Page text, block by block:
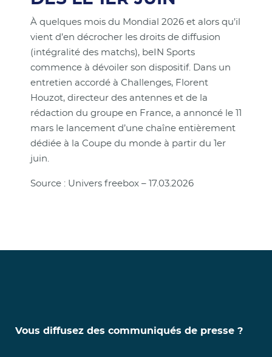
À quelques mois du Mondial 2026 et alors qu’il
vient d’en décrocher les droits de diffusion
(intégralité des matchs), beIN Sports
commence à dévoiler son dispositif. Dans un
entretien accordé à Challenges, Florent
Houzot, directeur des antennes et de la
rédaction du groupe en France, a annoncé le 11
mars le lancement d’une chaîne entièrement
dédiée à la Coupe du monde à partir du 1er
juin.
Source : Univers freebox – 17.03.2026
Vous diffusez des communiqués de presse ?